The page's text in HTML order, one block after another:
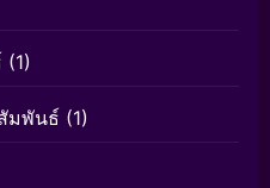
(1)
มพันธ์ (1)